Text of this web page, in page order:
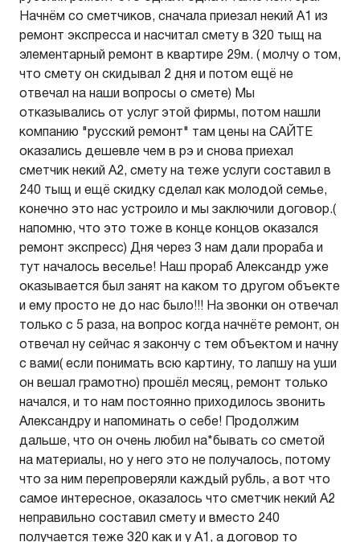
Начнём со сметчиков, сначала приезал некий А1 из
ремонт экспресса и насчитал смету в 320 тыщ на
элементарный ремонт в квартире 29м. ( молчу о том,
что смету он скидывал 2 дня и потом ещё не
отвечал на наши вопросы о смете) Мы
отказывались от услуг этой фирмы, потом нашли
компанию "русский ремонт" там цены на САЙТЕ
оказались дешевле чем в рэ и снова приехал
сметчик некий А2, смету на теже услуги составил в
240 тыщ и ещё скидку сделал как молодой семье,
конечно это нас устроило и мы заключили договор.(
напомню, что это тоже в конце концов оказался
ремонт экспресс) Дня через 3 нам дали прораба и
тут началось веселье! Наш прораб Александр уже
оказывается был занят на каком то другом объекте
и ему просто не до нас было!!! На звонки он отвечал
только с 5 раза, на вопрос когда начнёте ремонт, он
отвечал ну сейчас я закончу с тем объектом и начну
с вами( если понимать всю картину, то лапшу на уши
он вешал грамотно) прошёл месяц, ремонт только
начался, и то нам постоянно приходилось звонить
Александру и напоминать о себе! Продолжим
дальше, что он очень любил на*бывать со сметой
на материалы, но у него это не получалось, потому
что за ним перепроверяли каждый рубль, а вот что
самое интересное, оказалось что сметчик некий А2
неправильно составил смету и вместо 240
получается теже 320 как и у А1, а договор то